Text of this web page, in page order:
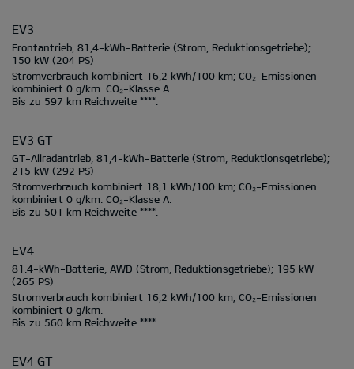
EV3
Frontantrieb, 81,4-kWh-Batterie (Strom, Reduktionsgetriebe);
150 kW (204 PS)
Stromverbrauch kombiniert 16,2 kWh/100 km; CO₂-Emissionen
kombiniert 0 g/km. CO₂-Klasse A.
Bis zu 597 km Reichweite ****.
EV3 GT
GT-Allradantrieb, 81,4-kWh-Batterie (Strom, Reduktionsgetriebe);
215 kW (292 PS)
Stromverbrauch kombiniert 18,1 kWh/100 km; CO₂-Emissionen
kombiniert 0 g/km. CO₂-Klasse A.
Bis zu 501 km Reichweite ****.
EV4
81.4-kWh-Batterie, AWD (Strom, Reduktionsgetriebe); 195 kW
(265 PS)
Stromverbrauch kombiniert 16,2 kWh/100 km; CO₂-Emissionen
kombiniert 0 g/km.
Bis zu 560 km Reichweite ****.
EV4 GT